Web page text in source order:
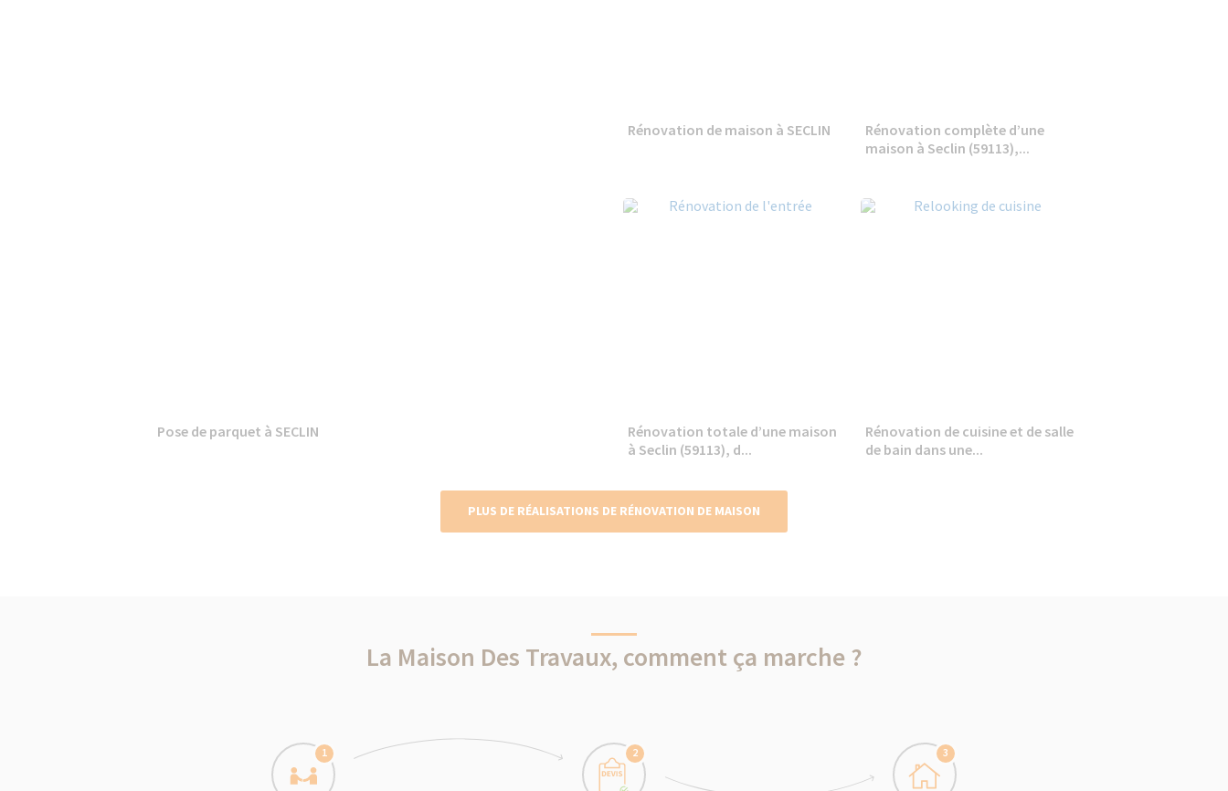
Pose de parquet à SECLIN
Rénovation de maison à SECLIN
Rénovation complète d’une
maison à Seclin (59113),...
Rénovation totale d’une maison
à Seclin (59113), d...
Rénovation de cuisine et de salle
de bain dans une...
PLUS DE RÉALISATIONS DE RÉNOVATION DE MAISON
La Maison Des Travaux, comment ça marche ?
1 2 3